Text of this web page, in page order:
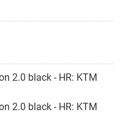
2.0 black - HR: KTM
2.0 black - HR: KTM